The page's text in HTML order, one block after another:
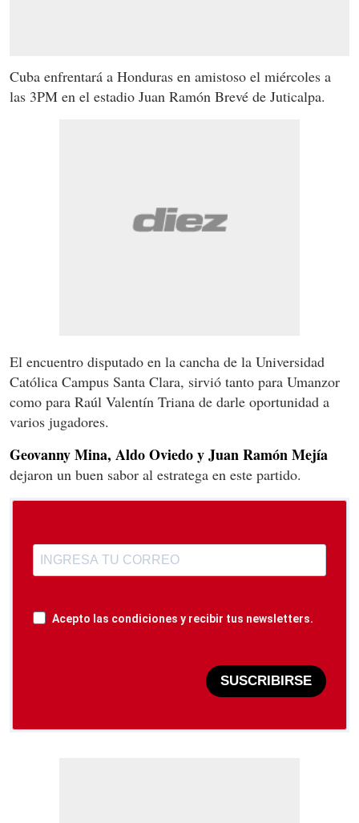
Cuba enfrentará a Honduras en amistoso el miércoles a
las 3PM en el estadio Juan Ramón Brevé de Juticalpa.
El encuentro disputado en la cancha de la Universidad
Católica Campus Santa Clara, sirvió tanto para Umanzor
como para Raúl Valentín Triana de darle oportunidad a
varios jugadores.
Geovanny Mina, Aldo Oviedo y Juan Ramón Mejía
dejaron un buen sabor al estratega en este partido.
Acepto las condiciones y recibir tus newsletters.
SUSCRIBIRSE